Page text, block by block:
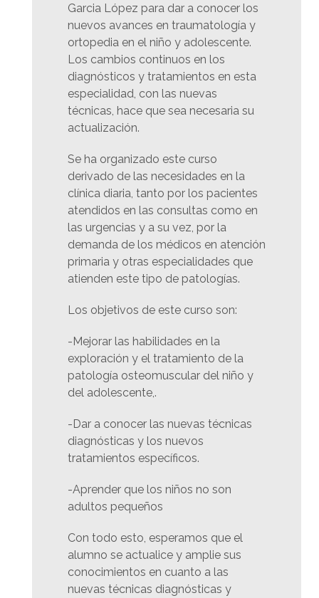
Garcia López para dar a conocer los
nuevos avances en traumatología y
ortopedia en el niño y adolescente.
Los cambios continuos en los
diagnósticos y tratamientos en esta
especialidad, con las nuevas
técnicas, hace que sea necesaria su
actualización.
Se ha organizado este curso
derivado de las necesidades en la
clínica diaria, tanto por los pacientes
atendidos en las consultas como en
las urgencias y a su vez, por la
demanda de los médicos en atención
primaria y otras especialidades que
atienden este tipo de patologías.
Los objetivos de este curso son:
-Mejorar las habilidades en la
exploración y el tratamiento de la
patología osteomuscular del niño y
del adolescente,.
-Dar a conocer las nuevas técnicas
diagnósticas y los nuevos
tratamientos específicos.
-Aprender que los niños no son
adultos pequeños
Con todo esto, esperamos que el
alumno se actualice y amplie sus
conocimientos en cuanto a las
nuevas técnicas diagnósticas y